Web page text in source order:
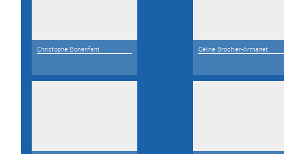
Christophe Bonenfant Céline Brochier-Armanet